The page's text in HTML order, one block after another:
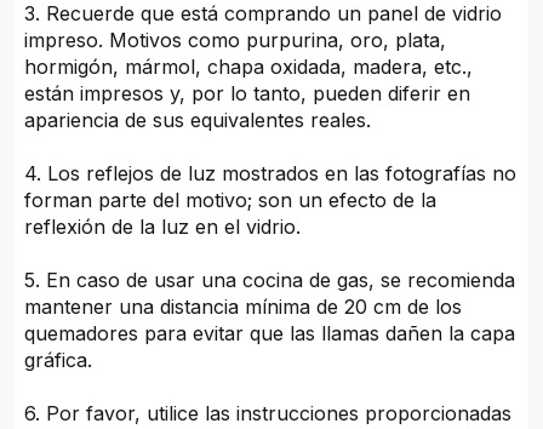
3. Recuerde que está comprando un panel de vidrio
impreso. Motivos como purpurina, oro, plata,
hormigón, mármol, chapa oxidada, madera, etc.,
están impresos y, por lo tanto, pueden diferir en
apariencia de sus equivalentes reales.
4. Los reflejos de luz mostrados en las fotografías no
forman parte del motivo; son un efecto de la
reflexión de la luz en el vidrio.
5. En caso de usar una cocina de gas, se recomienda
mantener una distancia mínima de 20 cm de los
quemadores para evitar que las llamas dañen la capa
gráfica.
6. Por favor, utilice las instrucciones proporcionadas